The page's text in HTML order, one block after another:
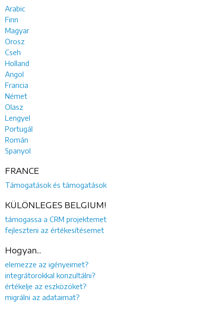
Arabic
Finn
Magyar
Orosz
Cseh
Holland
Angol
Francia
Német
Olasz
Lengyel
Portugál
Román
Spanyol
FRANCE
Támogatások és támogatások
KÜLÖNLEGES BELGIUM!
támogassa a CRM projektemet
fejleszteni az értékesítésemet
Hogyan...
elemezze az igényeimet?
integrátorokkal konzultálni?
értékelje az eszközöket?
migrálni az adataimat?